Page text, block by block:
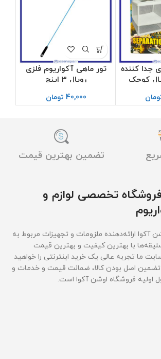
جدا کننده
کوچک
تور ماهی آکواریوم فلزی
رویال ۳ اینچ
40,000 تومان
تضمین بهترین قیمت
تخصصی لوازم و
آکوا ارائه‌دهنده ملزومات و تجهیزات مربوط به
با بهترین کیفیت و بهترین قیمت‌
ما تجربه عالی یک خرید اینترنتی را خواهید
اصل بودن کالا، ضمانت قیمت و خدمات و
اولیه فروشگاه اوشن آکوا است.